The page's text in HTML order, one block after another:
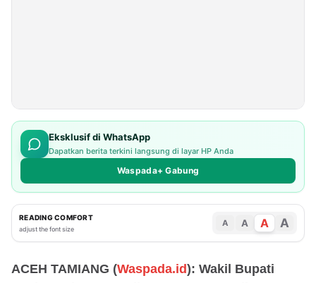
Eksklusif di WhatsApp
Dapatkan berita terkini langsung di layar HP Anda
Waspada+ Gabung
READING COMFORT
adjust the font size
A A A A
ACEH TAMIANG (Waspada.id): Wakil Bupati